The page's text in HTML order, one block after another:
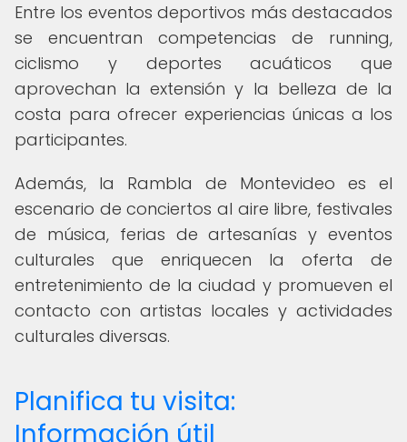
Entre los eventos deportivos más destacados
se encuentran competencias de running,
ciclismo y deportes acuáticos que
aprovechan la extensión y la belleza de la
costa para ofrecer experiencias únicas a los
participantes.
Además, la Rambla de Montevideo es el
escenario de conciertos al aire libre, festivales
de música, ferias de artesanías y eventos
culturales que enriquecen la oferta de
entretenimiento de la ciudad y promueven el
contacto con artistas locales y actividades
culturales diversas.
Planifica tu visita:
Información útil